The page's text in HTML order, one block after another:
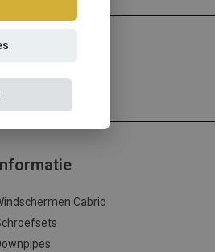
Cabrio